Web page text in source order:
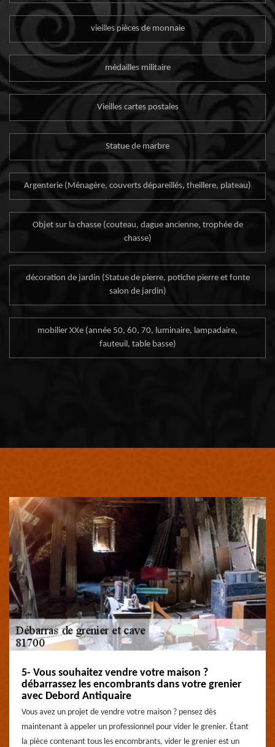
vieilles pièces de monnaie
médailles militaire
Vieilles cartes postales
Statue de marbre
Argenterie (Ménagère, couverts dépareillés, theillere, plateau)
Objet sur la chasse (couteau, dague ancienne, trophée de
chasse)
décoration de jardin (Statue de pierre, potiche pierre et fonte
salon de jardin)
mobilier XXe (année 50, 60, 70, luminaire, lampadaire,
fauteuil, table basse)
5- Vous souhaitez vendre votre maison ?
débarrassez les encombrants dans votre grenier
avec Debord Antiquaire
Vous avez un projet de vendre votre maison ? pensez dès
maintenant à appeler un professionnel pour vider le grenier. Étant
la pièce contenant tous les encombrants, vider le grenier est un